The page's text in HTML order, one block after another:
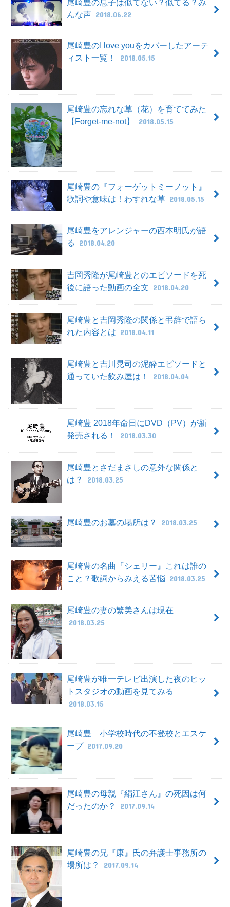
んな声 2018.06.22
尾崎豊のI love youをカバーしたアーテ
ィスト一覧！
2018.05.15
尾崎豊の忘れな草（花）を育ててみた
【Forget-me-not】
2018.05.15
尾崎豊の『フォーゲットミーノット』
歌詞や意味は！わすれな草 2018.05.15
尾崎豊をアレンジャーの西本明氏が語
る
2018.04.20
吉岡秀隆が尾崎豊とのエピソードを死
後に語った動画の全文 2018.04.20
尾崎豊と吉岡秀隆の関係と弔辞で語ら
れた内容とは 2018.04.11
尾崎豊と吉川晃司の泥酔エピソードと
通っていた飲み屋は！
2018.04.04
尾崎豊 2018年命日にDVD（PV）が新
発売される！
2018.03.30
尾崎豊とさだまさしの意外な関係と
は？
2018.03.25
尾崎豊のお墓の場所は？ 2018.03.25
尾崎豊の名曲『シェリー』これは誰の
こと？歌詞からみえる苦悩 2018.03.25
尾崎豊の妻の繁美さんは現在
2018.03.25
尾崎豊が唯一テレビ出演した夜のヒッ
トスタジオの動画を見てみる
2018.03.15
尾崎豊 小学校時代の不登校とエスケ
ープ 2017.09.20
尾崎豊の母親『絹江さん』の死因は何
だったのか？
2017.09.14
尾崎豊の兄『康』氏の弁護士事務所の
場所は？
2017.09.14